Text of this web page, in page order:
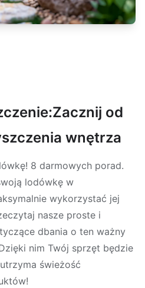
od
wnętrza
8 darmowych porad.
lodówkę w
wykorzystać jej
nasze proste i
dbania o ten ważny
nim Twój sprzęt będzie
utrzyma świeżość